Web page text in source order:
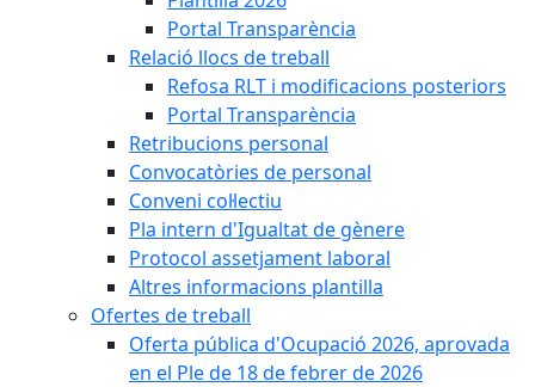
Portal Transparència
Relació llocs de treball
Refosa RLT i modificacions posteriors
Portal Transparència
Retribucions personal
Convocatòries de personal
Conveni col·lectiu
Pla intern d'Igualtat de gènere
Protocol assetjament laboral
Altres informacions plantilla
Ofertes de treball
Oferta pública d'Ocupació 2026, aprovada
en el Ple de 18 de febrer de 2026